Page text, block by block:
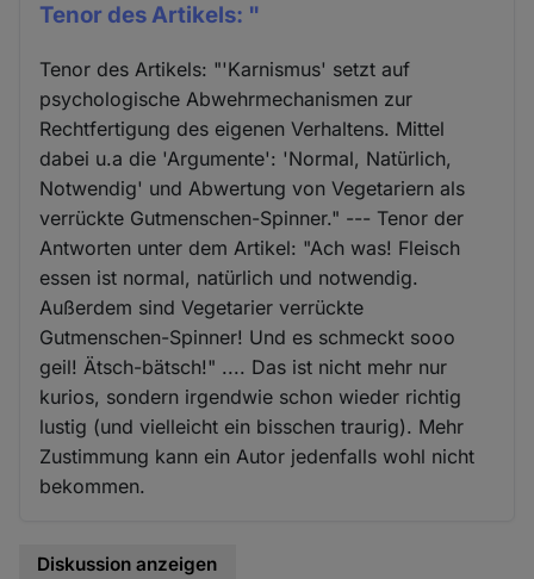
Tenor des Artikels: "
Tenor des Artikels: "'Karnismus' setzt auf
psychologische Abwehrmechanismen zur
Rechtfertigung des eigenen Verhaltens. Mittel
dabei u.a die 'Argumente': 'Normal, Natürlich,
Notwendig' und Abwertung von Vegetariern als
verrückte Gutmenschen-Spinner." --- Tenor der
Antworten unter dem Artikel: "Ach was! Fleisch
essen ist normal, natürlich und notwendig.
Außerdem sind Vegetarier verrückte
Gutmenschen-Spinner! Und es schmeckt sooo
geil! Ätsch-bätsch!" .... Das ist nicht mehr nur
kurios, sondern irgendwie schon wieder richtig
lustig (und vielleicht ein bisschen traurig). Mehr
Zustimmung kann ein Autor jedenfalls wohl nicht
bekommen.
Diskussion anzeigen